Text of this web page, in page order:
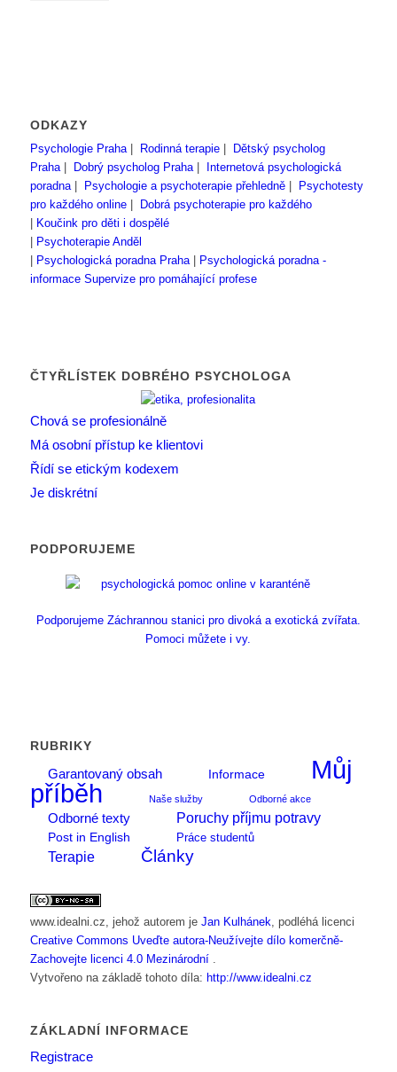
ODKAZY
Psychologie Praha| Rodinná terapie|
Dětský psycholog
Praha| Dobrý psycholog Praha|
Internetová psychologická
poradna| Psychologie a psychoterapie přehledně|
Psychotesty
pro každého online|
Dobrá psychoterapie pro každého
Koučink pro děti i dospělé
Psychoterapie Anděl
Psychologická poradna Praha|
Psychologická poradna -
informace Supervize pro pomáhající profese
ČTYŘLÍSTEK DOBRÉHO PSYCHOLOGA
Chová se profesionálně
Má osobní přístup ke klientovi
Řídí se etickým kodexem
Je diskrétní
PODPORUJEME
Podporujeme Záchrannou stanici pro divoká a exotická zvířata.
Pomoci můžete i vy.
RUBRIKY
Garantovaný obsah
Informace
Můj
příběh
Naše služby Odborné akce
Odborné texty Poruchy příjmu potravy
Post in English Práce studentů
Terapie Články
www.idealni.cz , jehož autorem je Jan Kulhánek , podléhá licenci
Creative Commons Uveďte autora-Neužívejte dílo komerčně-
Zachovejte licenci 4.0 Mezinárodní
Vytvořeno na základě tohoto díla: http://www.idealni.cz
ZÁKLADNÍ INFORMACE
Registrace